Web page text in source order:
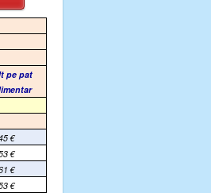
pe pat
€
€
€
€